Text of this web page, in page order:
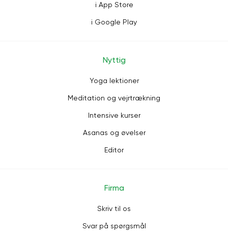
i App Store
i Google Play
Nyttig
Yoga lektioner
Meditation og vejrtrækning
Intensive kurser
Asanas og øvelser
Editor
Firma
Skriv til os
Svar på spørgsmål